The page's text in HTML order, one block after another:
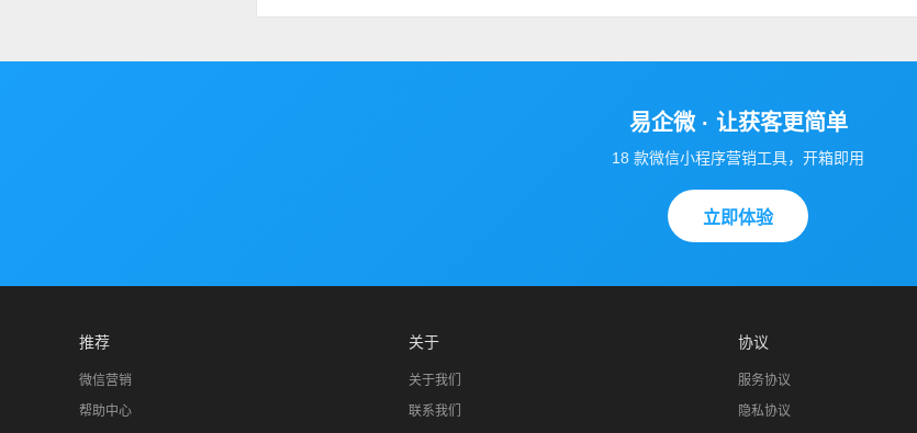
易企微 · 让获客更简单
18 款微信小程序营销工具，开箱即用
立即体验
推荐
微信营销
帮助中心
关于
关于我们
联系我们
协议
服务协议
隐私协议